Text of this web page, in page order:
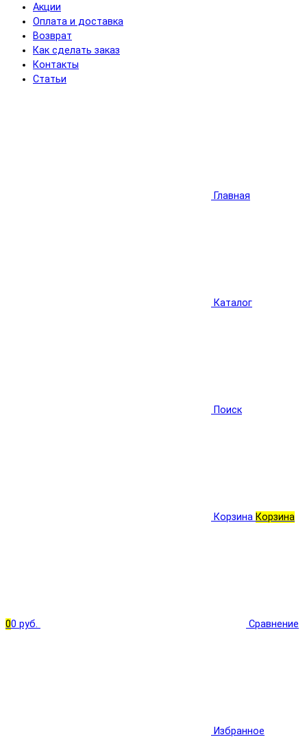
Акции
Оплата и доставка
Возврат
Как сделать заказ
Контакты
Статьи
Главная
Каталог
Поиск
Корзина Корзина
00 руб. Сравнение
Избранное